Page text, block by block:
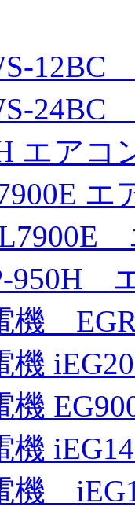
12BC
24BC
エア
エ
950H
機
機
機
機
機